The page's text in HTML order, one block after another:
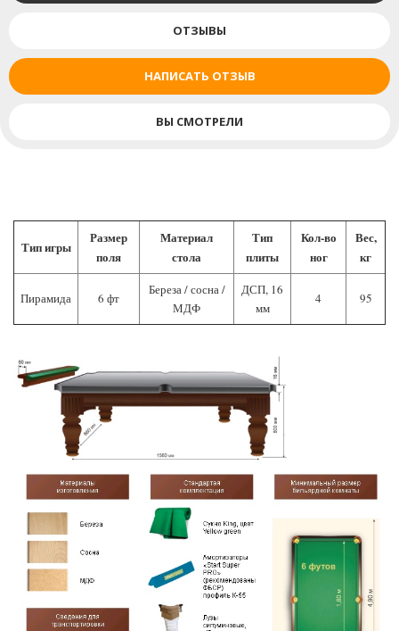
ОТЗЫВЫ
НАПИСАТЬ ОТЗЫВ
ВЫ СМОТРЕЛИ
Тип игры
Размер
поля
Материал
стола
Тип
плиты
Кол-во
ног
Вес,
кг
Пирамида 6 фт
Береза / сосна /
МДФ
ДСП, 16
мм
4 95